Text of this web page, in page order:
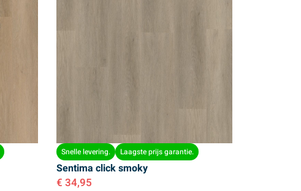
Snelle levering. Laagste prijs garantie.
Sentima click smoky
€ 34,95